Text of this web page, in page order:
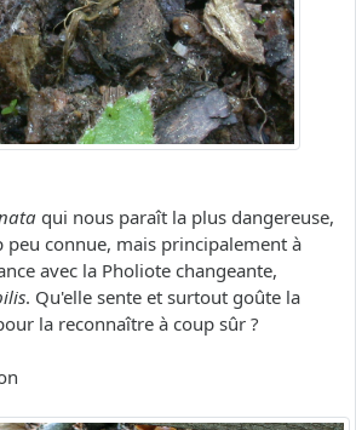
qui nous paraît la plus dangereuse,
peu connue, mais principalement à
avec la Pholiote changeante,
. Qu'elle sente et surtout goûte la
la reconnaître à coup sûr ?